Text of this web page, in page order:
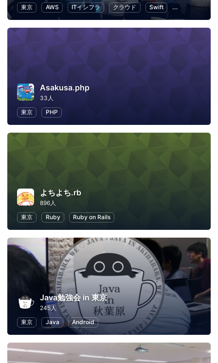
東京
AWS ITインフラ クラウド Swift プログラミング
Asakusa.php
33人
東京
PHP
よちよち.rb
896人
東京
Ruby Ruby on Rails
Java勉強会 in 東京
245人
東京
Java Android